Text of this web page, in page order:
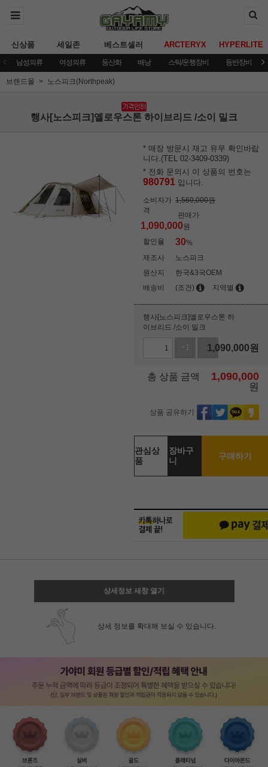
신상품 세일존 베스트셀러 ARCTERYX HYPERLITE
남성의류 여성의류 등산화 배낭 스틱/운행장비 등반장비
브랜드몰 노스피크(Northpeak)
행사[노스피크]옐로우스톤 하이브리드 /소이 밀크
* 매장 방문시 재고 유무 확인바랍
니다.(TEL 02-3409-0339)
* 전화 문의시 이 상품의 번호는
980791 입니다.
소비자가
격
1,560,000원
판매가
1,090,000원
할인율
30%
제조사
노스피크
원산지
한국&3국OEM
배송비
(조건) 지역별
행사[노스피크]옐로우스톤 하
이브리드 /소이 밀크
+1 -11,090,000원
총 상품 금액 1,090,000
원
상품 공유하기
관심상
품
장바구
니
구매하기
상세정보 새창 열기
상세 정보를 확대해 보실 수 있습니다.